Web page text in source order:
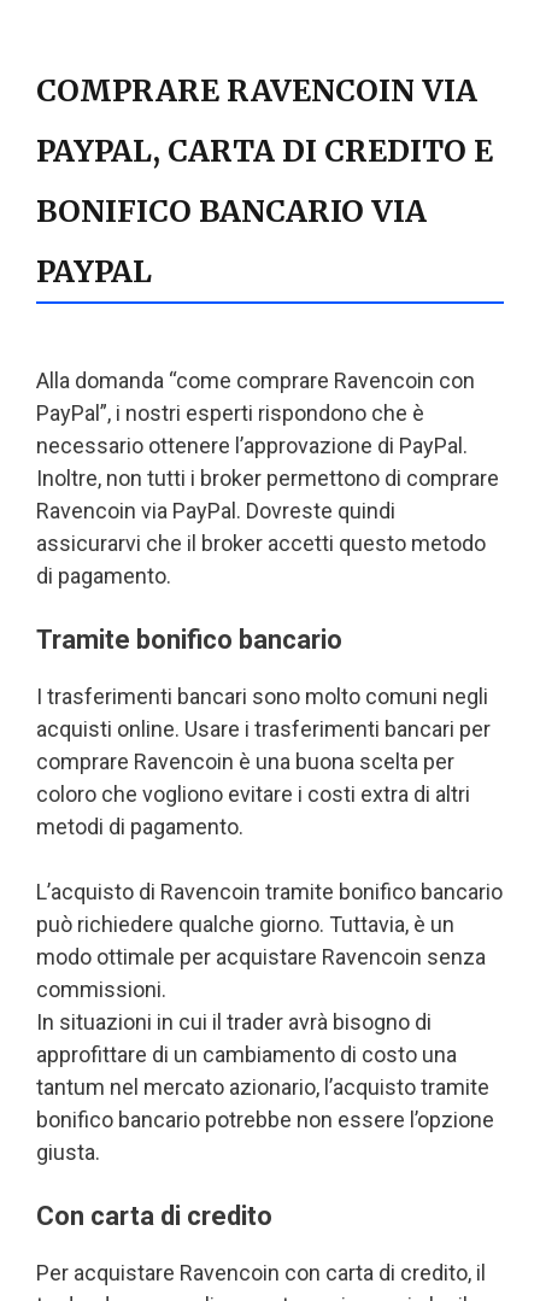
COMPRARE RAVENCOIN VIA
PAYPAL, CARTA DI CREDITO E
BONIFICO BANCARIO VIA
PAYPAL
Alla domanda “come comprare Ravencoin con
PayPal”, i nostri esperti rispondono che è
necessario ottenere l’approvazione di PayPal.
Inoltre, non tutti i broker permettono di comprare
Ravencoin via PayPal. Dovreste quindi
assicurarvi che il broker accetti questo metodo
di pagamento.
Tramite bonifico bancario
I trasferimenti bancari sono molto comuni negli
acquisti online. Usare i trasferimenti bancari per
comprare Ravencoin è una buona scelta per
coloro che vogliono evitare i costi extra di altri
metodi di pagamento.
L’acquisto di Ravencoin tramite bonifico bancario
può richiedere qualche giorno. Tuttavia, è un
modo ottimale per acquistare Ravencoin senza
commissioni.
In situazioni in cui il trader avrà bisogno di
approfittare di un cambiamento di costo una
tantum nel mercato azionario, l’acquisto tramite
bonifico bancario potrebbe non essere l’opzione
giusta.
Con carta di credito
Per acquistare Ravencoin con carta di credito, il